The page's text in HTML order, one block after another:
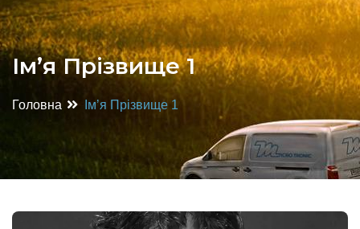
Імʼя Прізвище 1
Головна Імʼя Прізвище 1